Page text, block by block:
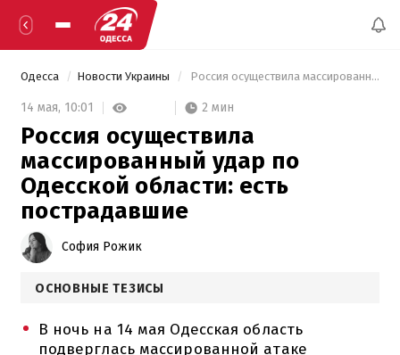
Одесса Новости Украины Россия осуществила массированный удар по Одесской области: есть пострадавшие
14 мая, 10:01 2 мин
Россия осуществила
массированный удар по
Одесской области: есть
пострадавшие
София Рожик
ОСНОВНЫЕ ТЕЗИСЫ
В ночь на 14 мая Одесская область
подверглась массированной атаке